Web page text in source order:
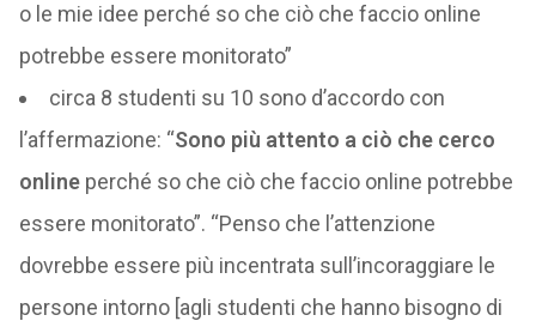
o le mie idee perché so che ciò che faccio online
potrebbe essere monitorato”
circa 8 studenti su 10 sono d’accordo con
l’affermazione: “Sono più attento a ciò che cerco
onlineperché so che ciò che faccio online potrebbe
essere monitorato”. “Penso che l’attenzione
dovrebbe essere più incentrata sull’incoraggiare le
persone intorno [agli studenti che hanno bisogno di